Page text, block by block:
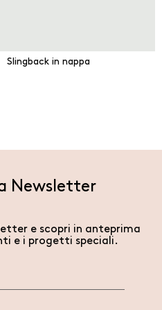
Slingback in nappa
Newsletter
e scopri in anteprima
e i progetti speciali.